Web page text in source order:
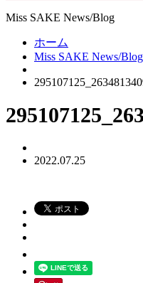
Miss SAKE News/Blog
ホーム
Miss SAKE News/Blog
2022.07.25